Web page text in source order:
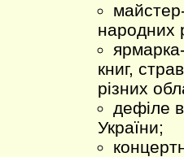
народних
книг,
різних
дефіле
України;